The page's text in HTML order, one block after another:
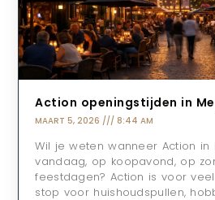
Action openingstijden in
MAART 5, 2026 8:44 AM
Wil je weten wanneer Action
vandaag, op koopavond, op
feestdagen? Action is voor
stop voor huishoudspullen,